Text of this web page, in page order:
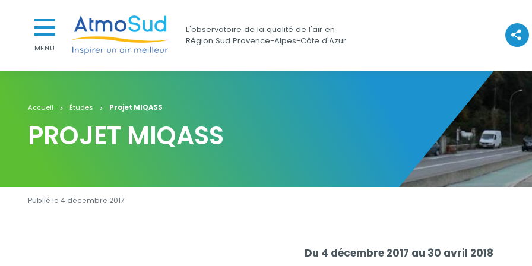
Aller au premier menu de navigation
Aller à la recherche
MENU
AtmoSud
L'observatoire de la qualité de l'air en
Région Sud Provence-Alpes-Côte d'Azur
Voir
Accueil Études Projet MIQASS
PROJET MIQASS
Publié le 4 décembre 2017
Du 4 décembre 2017 au 30 avril 2018